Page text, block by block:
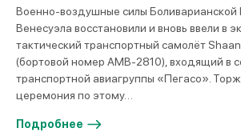
Военно-воздушные силы Боливарианской
Венесуэла восстановили и вновь ввели в
тактический транспортный самолёт
(бортовой номер AMB-2810), входящий в
транспортной авиагруппы «Пегасо».
церемония по этому…
Подробнее